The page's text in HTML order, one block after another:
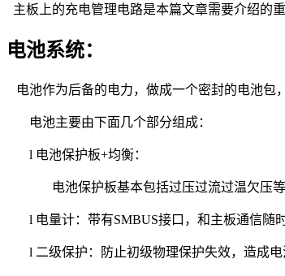
主板上的充电管理电路是本篇文章需要介绍的
电池系统：
电池作为后备的电力，做成一个密封的电池包
电池主要由下面几个部分组成：
l 电池保护板+均衡：
电池保护板基本包括过压过流过温欠压
l 电量计：带有SMBUS接口，和主板通信随
l 二级保护：防止初级物理保护失效，造成